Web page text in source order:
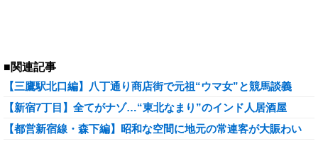
■関連記事
【三鷹駅北口編】八丁通り商店街で元祖“ウマ女”と競馬談義
【新宿7丁目】全てがナゾ…“東北なまり”のインド人居酒屋
【都営新宿線・森下編】昭和な空間に地元の常連客が大賑わい